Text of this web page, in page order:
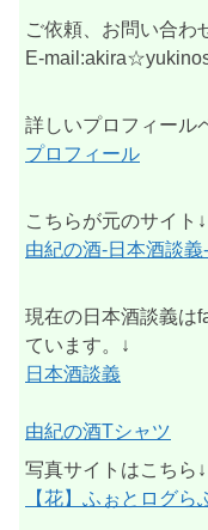
ご依頼、お問い合わ
E-
詳しいプロフィール
プロフィール
こちらが元のサイト↓
由紀の酒-日本酒談義-
現在の日本酒談義は
ています。↓
日本酒談義
由紀の酒Tシャツ
写真サイトはこちら↓
【花】ふぉとログら